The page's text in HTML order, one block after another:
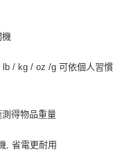
機
lb / kg / oz /g 可依個人習慣
測得物品重量
, 省電更耐用